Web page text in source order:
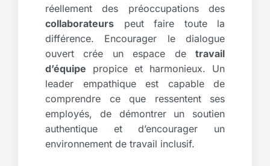
réellement des préoccupations des
collaborateurs peut faire toute la
différence. Encourager le dialogue
ouvert crée un espace de travail
d’équipe propice et harmonieux. Un
leader empathique est capable de
comprendre ce que ressentent ses
employés, de démontrer un soutien
authentique et d’encourager un
environnement de travail inclusif.